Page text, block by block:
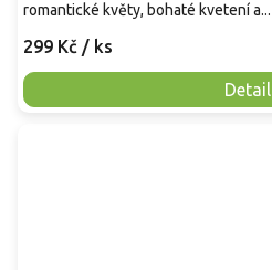
299 Kč / ks
Detail
romantické květy, bohaté kvetení a...